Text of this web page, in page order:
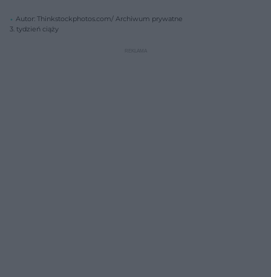
Autor: Thinkstockphotos.com/ Archiwum prywatne
3. tydzień ciąży